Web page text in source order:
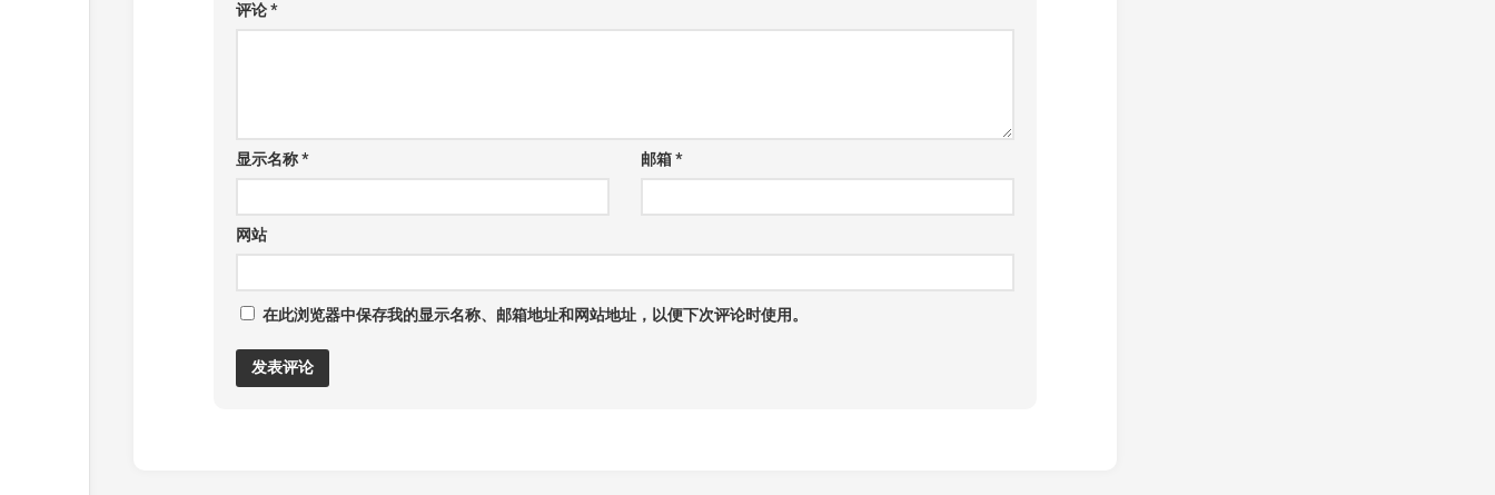
评论*
显示名称* 邮箱*
网站
在此浏览器中保存我的显示名称、邮箱地址和网站地址，以便下次评论时使用。